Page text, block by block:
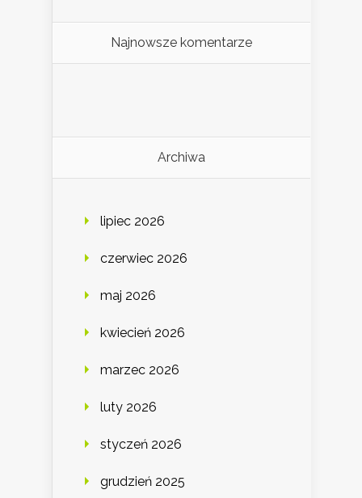
Najnowsze komentarze
Archiwa
lipiec 2026
czerwiec 2026
maj 2026
kwiecień 2026
marzec 2026
luty 2026
styczeń 2026
grudzień 2025